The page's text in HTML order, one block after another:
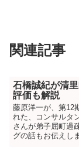
関連記事
石橋誠紀が清
評価も解説
藤原洋一が、第12
れた、コンサルタ
さんが弟子屈町過
グの話もお伝えし